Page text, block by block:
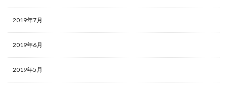
2019年7月
2019年6月
2019年5月